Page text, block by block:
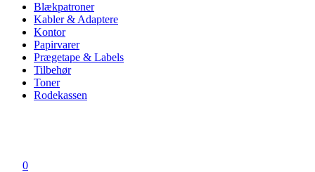
Blækpatroner
Kabler & Adaptere
Kontor
Papirvarer
Prægetape & Labels
Tilbehør
Toner
Rodekassen
0